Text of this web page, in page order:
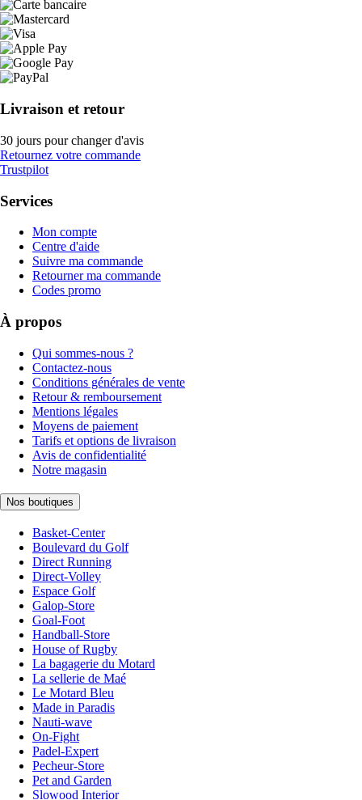
Livraison et retour
30 jours pour changer d'avis
Retournez votre commande
Trustpilot
Services
Mon compte
Centre d'aide
Suivre ma commande
Retourner ma commande
Codes promo
À propos
Qui sommes-nous ?
Contactez-nous
Conditions générales de vente
Retour & remboursement
Mentions légales
Moyens de paiement
Tarifs et options de livraison
Avis de confidentialité
Notre magasin
Nos boutiques
Basket-Center
Boulevard du Golf
Direct Running
Direct-Volley
Espace Golf
Galop-Store
Goal-Foot
Handball-Store
House of Rugby
La bagagerie du Motard
La sellerie de Maé
Le Motard Bleu
Made in Paradis
Nauti-wave
On-Fight
Padel-Expert
Pecheur-Store
Pet and Garden
Slowood Interior